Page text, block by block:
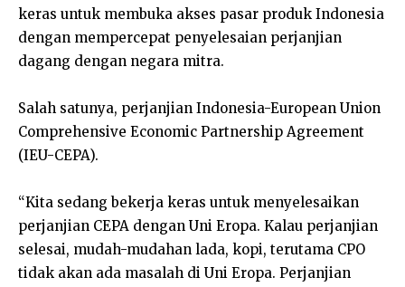
keras untuk membuka akses pasar produk Indonesia
dengan mempercepat penyelesaian perjanjian
dagang dengan negara mitra.
Salah satunya, perjanjian Indonesia-European Union
Comprehensive Economic Partnership Agreement
(IEU-CEPA).
“Kita sedang bekerja keras untuk menyelesaikan
perjanjian CEPA dengan Uni Eropa. Kalau perjanjian
selesai, mudah-mudahan lada, kopi, terutama CPO
tidak akan ada masalah di Uni Eropa. Perjanjian